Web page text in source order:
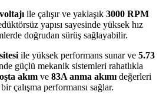
ile çalışır ve yaklaşık 3000 RPM
yapısı sayesinde yüksek hız
doğrudan sürüş sağlayabilir.
ile yüksek performans sunar ve 5.73
güçlü mekanik sistemleri rahatlıkla
akım ve 83A anma akımı değerleri
çalışma performansı sağlar.